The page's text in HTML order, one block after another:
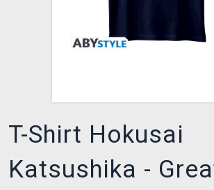
T-Shirt Hokusai
Katsushika -